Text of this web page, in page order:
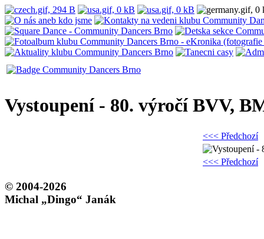
Vystoupení - 80. výročí BVV,
<<< Předchozí
<<< Předchozí
© 2004-2026
Michal „Dingo“ Janák